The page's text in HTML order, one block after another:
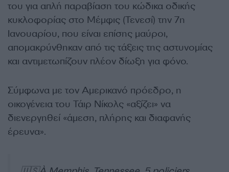
του για απλή παραβίαση του κώδικα οδικής
κυκλοφορίας στο Μέμφις (Τενεσί) την 7η
Ιανουαρίου, που είναι επίσης μαύροι,
απομακρύνθηκαν από τις τάξεις της αστυνομίας
και αντιμετωπίζουν πλέον δίωξη για φόνο.
Σύμφωνα με τον Αμερικανό πρόεδρο, η
οικογένεια του Τάιρ Νίκολς «αξίζει» να
διενεργηθεί «άμεση, πλήρης και διαφανής
έρευνα».